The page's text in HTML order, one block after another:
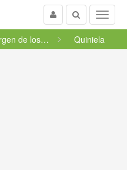
Menu
Buscar
Usuario
Alevín - Virgen de los Remedi... Quiniela